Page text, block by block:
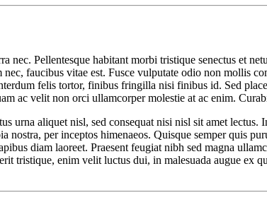
Pellentesque habitant morbi tristique senectus et
faucibus vitae est. Fusce vulputate odio non mollis
felis tortor, finibus fringilla nisi finibus id. Sed
ac velit non orci ullamcorper molestie at ac enim.
aliquet nisl, sed consequat nisi nisl sit amet lectus.
per inceptos himenaeos. Quisque semper quis
diam laoreet. Praesent feugiat nibh sed magna
tristique, enim velit luctus dui, in malesuada augue ex